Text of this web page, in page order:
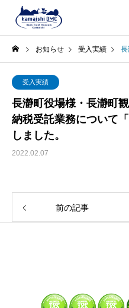
お知らせ 受入実績 長瀞
受入実績
長瀞町役場様・長瀞町
納税受託業務について
しました。
2022.02.07
前の記事